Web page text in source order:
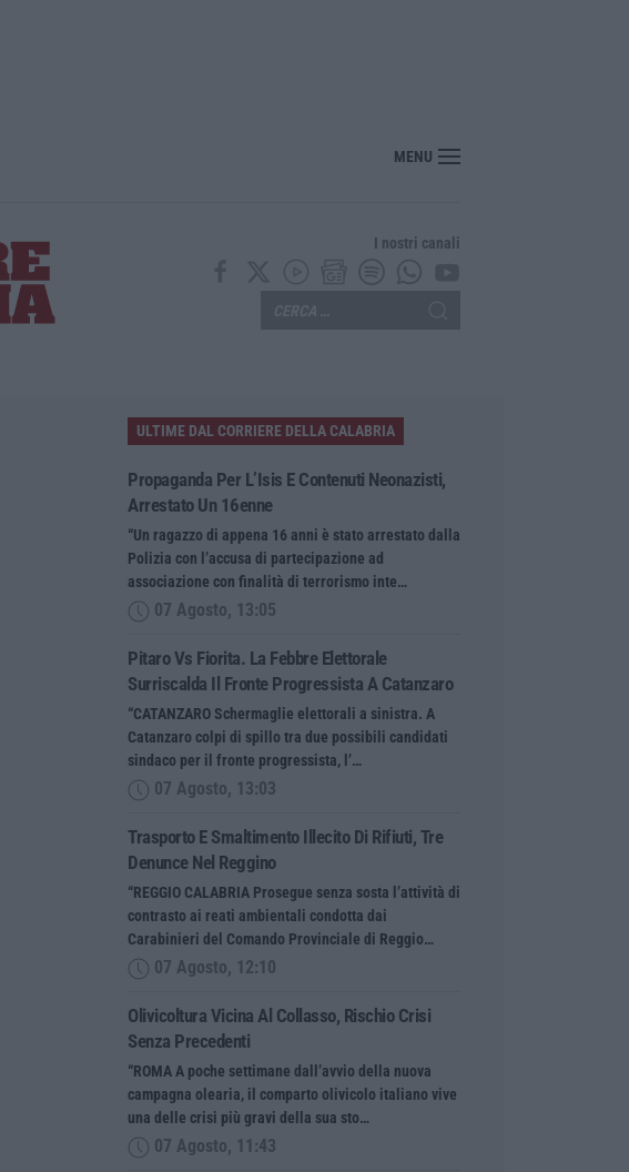
Trasporto e smaltimento illecito di rifiuti, tre denunce nel Reggino
MENU
I nostri canali
ULTIME DAL CORRIERE DELLA CALABRIA
Propaganda Per L’Isis E Contenuti Neonazisti,
Arrestato Un 16enne
“Un ragazzo di appena 16 anni è stato arrestato dalla
Polizia con l’accusa di partecipazione ad
associazione con finalità di terrorismo inte…
07 Agosto, 13:05
Pitaro Vs Fiorita. La Febbre Elettorale
Surriscalda Il Fronte Progressista A Catanzaro
“CATANZARO Schermaglie elettorali a sinistra. A
Catanzaro colpi di spillo tra due possibili candidati
sindaco per il fronte progressista, l’…
07 Agosto, 13:03
Trasporto E Smaltimento Illecito Di Rifiuti, Tre
Denunce Nel Reggino
“REGGIO CALABRIA Prosegue senza sosta l’attività di
contrasto ai reati ambientali condotta dai
Carabinieri del Comando Provinciale di Reggio…
07 Agosto, 12:10
Olivicoltura Vicina Al Collasso, Rischio Crisi
Senza Precedenti
“ROMA A poche settimane dall’avvio della nuova
campagna olearia, il comparto olivicolo italiano vive
una delle crisi più gravi della sua sto…
07 Agosto, 11:43